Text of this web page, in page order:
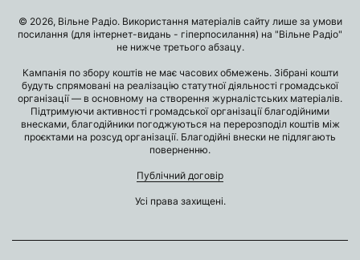
© 2026, Вільне Радіо. Використання матеріалів сайту лише за умови
посилання (для інтернет-видань - гіперпосилання) на "Вільне Радіо"
не нижче третього абзацу.
Кампанія по збору коштів не має часових обмежень. Зібрані кошти
будуть спрямовані на реалізацію статутної діяльності громадської
організації — в основному на створення журналістських матеріалів.
Підтримуючи активності громадської організації благодійними
внесками, благодійники погоджуються на перерозподіл коштів між
проєктами на розсуд організації. Благодійні внески не підлягають
поверненню.
Публічний договір
Усі права захищені.